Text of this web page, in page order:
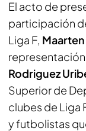
El acto de
participación
Liga F,
Rodriguez
Superior de
clubes de Liga
y futbolistas